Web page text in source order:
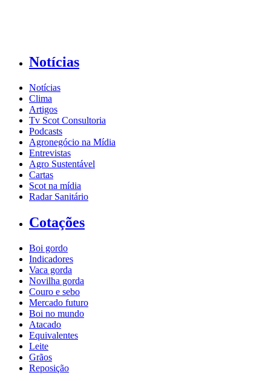
Notícias
Notícias
Clima
Artigos
Tv Scot Consultoria
Podcasts
Agronegócio na Mídia
Entrevistas
Agro Sustentável
Cartas
Scot na mídia
Radar Sanitário
Cotações
Boi gordo
Indicadores
Vaca gorda
Novilha gorda
Couro e sebo
Mercado futuro
Boi no mundo
Atacado
Equivalentes
Leite
Grãos
Reposição